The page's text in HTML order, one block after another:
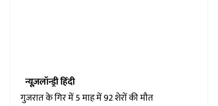
न्यूज़लॉन्ड्री हिंदी
गुजरात के गिर में 5 माह में 92 शेरों की मौत